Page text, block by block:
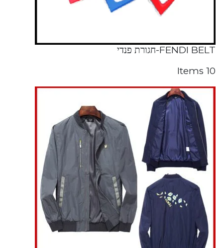
FENDI BELT-חגורת פנדי
10 Items